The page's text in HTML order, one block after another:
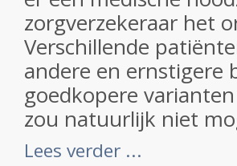
zorgverzekeraar het
Verschillende
andere en ernstigere
goedkopere
zou natuurlijk niet
Lees verder ...